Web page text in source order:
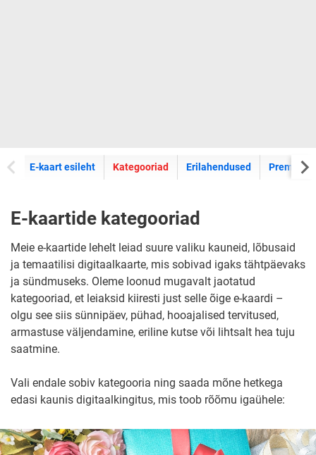
E-kaart esileht E-kaartide
Kategooriad Erilahendused Premium
E-kaartide kategooriad
Meie e-kaartide lehelt leiad suure valiku kauneid, lõbusaid
ja temaatilisi digitaalkaarte, mis sobivad igaks tähtpäevaks
ja sündmuseks. Oleme loonud mugavalt jaotatud
kategooriad, et leiaksid kiiresti just selle õige e-kaardi –
olgu see siis sünnipäev, pühad, hooajalised tervitused,
armastuse väljendamine, eriline kutse või lihtsalt hea tuju
saatmine.
Vali endale sobiv kategooria ning saada mõne hetkega
edasi kaunis digitaalkingitus, mis toob rõõmu igaühele: